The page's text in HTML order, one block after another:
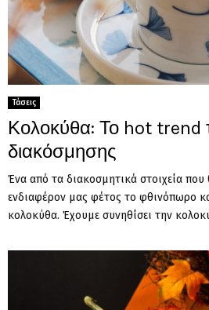
Τάσεις
Κολοκύθα: Το hot trend
διακόσμησης
Ένα από τα διακοσμητικά στοιχεία
ενδιαφέρον μας φέτος το φθινόπωρο
κολοκύθα. Έχουμε συνηθίσει την